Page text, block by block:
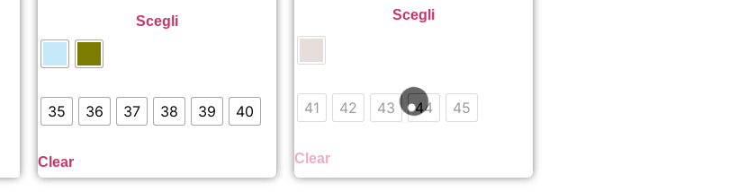
Scegli
35 36 37 38 39 40
Clear
Scegli
41 42 43 44 45
Clear